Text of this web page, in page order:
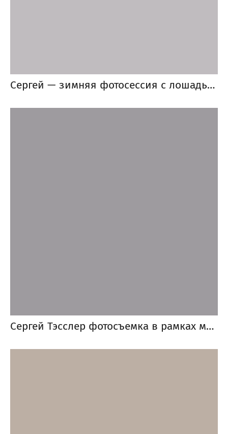
Сергей — зимняя фотосессия с лошадьми
Сергей Тэсслер фотосъемка в рамках мастер-класса